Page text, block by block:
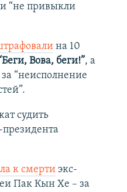
“не привыкли
на 10
Вова, беги!”, а
“неисполнение
судить
президента
к смертиэкс-
Пак Кын Хе – за